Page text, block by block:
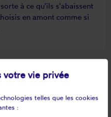
à ce qu'ils s'abaissent
en amont comme si
votre vie privée
telles que les cookies
: